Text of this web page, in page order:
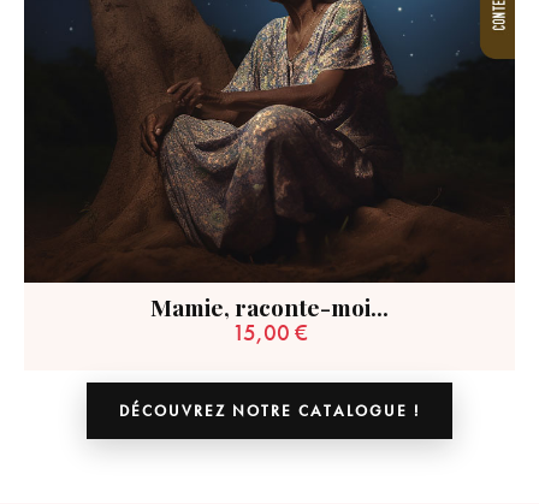
Mamie, raconte-moi…
15,00 €
DÉCOUVREZ NOTRE CATALOGUE !